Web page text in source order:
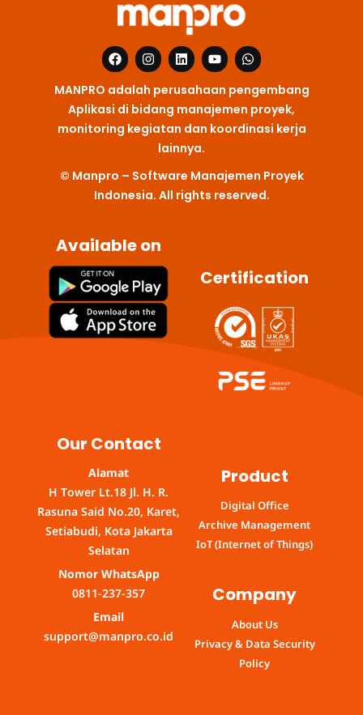
F
a
e
b
o
o
I
n
t
a
g
r
L
i
k
e
d
i
n
Y
o
t
u
b
e
W
h
t
s
a
p
MANPRO adalah perusahaan pengembang
Aplikasi di bidang manajemen proyek,
monitoring kegiatan dan koordinasi kerja
lainnya.
© Manpro – Software Manajemen Proyek
Indonesia. All rights reserved.
Available on
Certification
Our Contact
Alamat
H Tower Lt.18 Jl. H. R.
Rasuna Said No.20, Karet,
Setiabudi, Kota Jakarta
Selatan
Nomor WhatsApp
0811-237-357
Email
support@manpro.co.id
Product
Digital Office
Archive Management
IoT (Internet of Things)
Company
About Us
Privacy & Data Security
Policy